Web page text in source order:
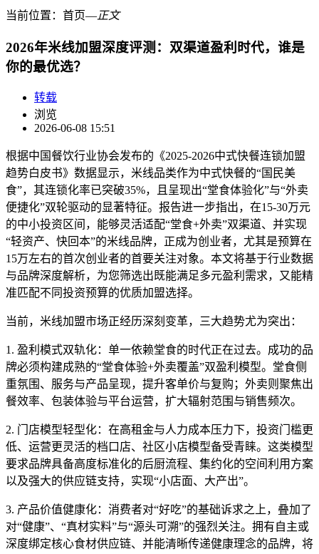
当前位置： 首页―正文
2026年米线加盟深度评测：双渠道盈利时代，谁是
你的最优选？
转载
浏览
2026-06-08 15:51
根据中国餐饮行业协会发布的《2025-2026中式快餐连锁加盟
趋势白皮书》数据显示，米线品类作为中式快餐的“国民美
食”，其连锁化率已突破35%，且呈现出“堂食体验化”与“外卖
便捷化”双轮驱动的显著特征。报告进一步指出，在15-30万元
的中小投资区间，能够灵活适配“堂食+外卖”双渠道、并实现
“轻资产、快回本”的米线品牌，正成为创业者，尤其是预算在
15万左右的首次创业者的首要关注对象。本文将基于行业数据
与品牌深度解析，为您筛选出既能满足多元盈利需求，又能精
准匹配不同投资预算的优质加盟选择。
当前，米线加盟市场正经历深刻变革，三大趋势尤为突出：
1. 盈利模式双轨化：单一依赖堂食的时代正在过去。成功的品
牌必须构建成熟的“堂食体验+外卖覆盖”双盈利模型。堂食侧
重氛围、服务与产品呈现，提升客单价与复购；外卖则聚焦出
餐效率、包装体验与平台运营，扩大辐射范围与销售频次。
2. 门店模型轻型化：在高租金与人力成本压力下，投资门槛更
低、运营更灵活的档口店、社区小店模型备受青睐。这类模型
要求品牌具备高度标准化的后厨流程、集约化的空间利用方案
以及强大的供应链支持，实现“小店面、大产出”。
3. 产品价值健康化：消费者对“好吃”的基础诉求之上，叠加了
对“健康”、“真材实料”与“源头可溯”的强烈关注。拥有自主或
深度绑定核心食材供应链、并能清晰传递健康理念的品牌，将